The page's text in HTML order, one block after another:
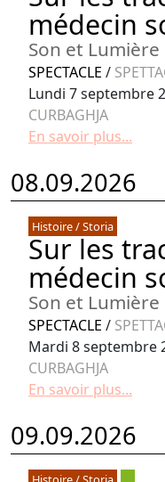
médecin
Son et Lumière
SPECTACLE /
Lundi 7 septembre
CURBAGHJA
En savoir plus...
08.09.2026
Histoire / Storia
Sur les
médecin
Son et Lumière
SPECTACLE /
Mardi 8 septembre
CURBAGHJA
En savoir plus...
09.09.2026